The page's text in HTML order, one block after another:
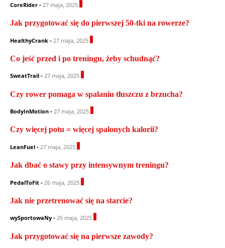
CoreRider - 27 maja, 2025
Jak przygotować się do pierwszej 50-tki na rowerze?
HealthyCrank - 27 maja, 2025
Co jeść przed i po treningu, żeby schudnąć?
SweatTrail - 27 maja, 2025
Czy rower pomaga w spalaniu tłuszczu z brzucha?
BodyInMotion - 27 maja, 2025
Czy więcej potu = więcej spalonych kalorii?
LeanFuel - 27 maja, 2025
Jak dbać o stawy przy intensywnym treningu?
PedalToFit - 26 maja, 2025
Jak nie przetrenować się na starcie?
wySportowaNy - 26 maja, 2025
Jak przygotować się na pierwsze zawody?